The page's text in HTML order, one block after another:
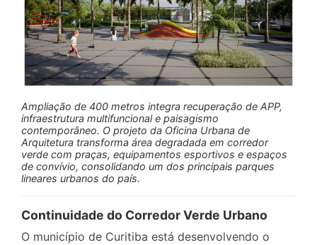
Ampliação de 400 metros integra recuperação de APP,
infraestrutura multifuncional e paisagismo
contemporâneo. O projeto da Oficina Urbana de
Arquitetura transforma área degradada em corredor
verde com praças, equipamentos esportivos e espaços
de convívio, consolidando um dos principais parques
lineares urbanos do país.
Continuidade do Corredor Verde Urbano
O município de Curitiba está desenvolvendo o